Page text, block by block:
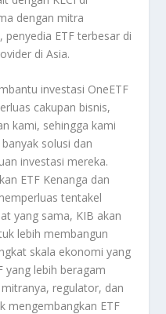
dengan mitra
penyedia ETF terbesar di
di Asia.
investasi OneETF
cakupan bisnis,
kami, sehingga kami
solusi dan
investasi mereka.
ETF Kenanga dan
tentakel
yang sama, KIB akan
lebih membangun
skala ekonomi yang
yang lebih beragam
regulator, dan
mengembangkan ETF